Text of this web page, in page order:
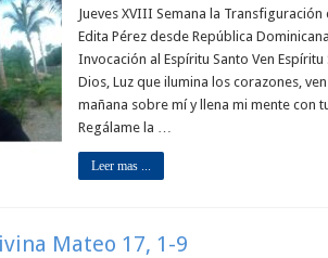
Jueves XVIII Semana la Transfiguración
Edita Pérez desde República Dominicana
Invocación al Espíritu Santo Ven Espíritu
Dios, Luz que ilumina los corazones,
mañana sobre mí y llena mi mente con
Regálame la …
Leer mas ...
Mateo 17, 1-9